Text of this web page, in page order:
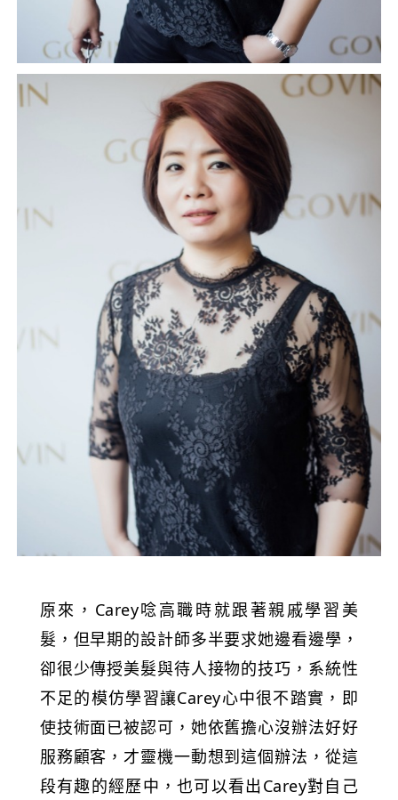
原來，Carey唸高職時就跟著親戚學習美
髮，但早期的設計師多半要求她邊看邊學，
卻很少傳授美髮與待人接物的技巧，系統性
不足的模仿學習讓Carey心中很不踏實，即
使技術面已被認可，她依舊擔心沒辦法好好
服務顧客，才靈機一動想到這個辦法，從這
段有趣的經歷中，也可以看出Carey對自己